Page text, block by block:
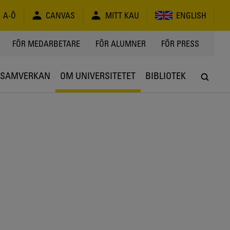
A-Ö CANVAS MITT KAU ENGLISH
FÖR MEDARBETARE FÖR ALUMNER FÖR PRESS
SAMVERKAN OM UNIVERSITETET BIBLIOTEK